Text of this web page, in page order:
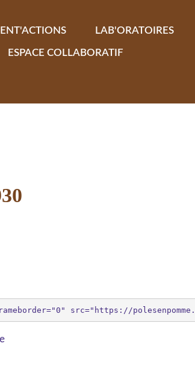
LAB'ORATOIRES
ESPACE COLLABORATIF